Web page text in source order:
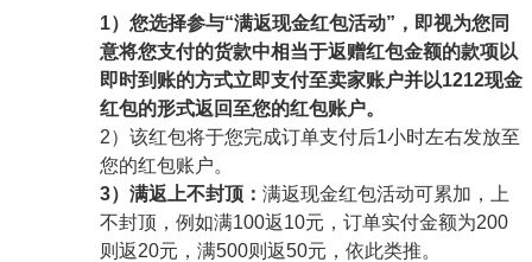
1）您选择参与“满返现金红包活动”，即视为您同
意将您支付的货款中相当于返赠红包金额的款项以
即时到账的方式立即支付至卖家账户并以1212现金
红包的形式返回至您的红包账户。
2）该红包将于您完成订单支付后1小时左右发放至
您的红包账户。
3）满返上不封顶： 满返现金红包活动可累加，上
不封顶，例如满100返10元，订单实付金额为200
则返20元，满500则返50元，依此类推。